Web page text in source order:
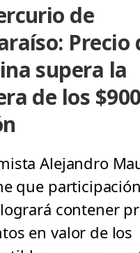
de
Precio
supera la
de los
Alejandro
que
logrará contener
en valor de los